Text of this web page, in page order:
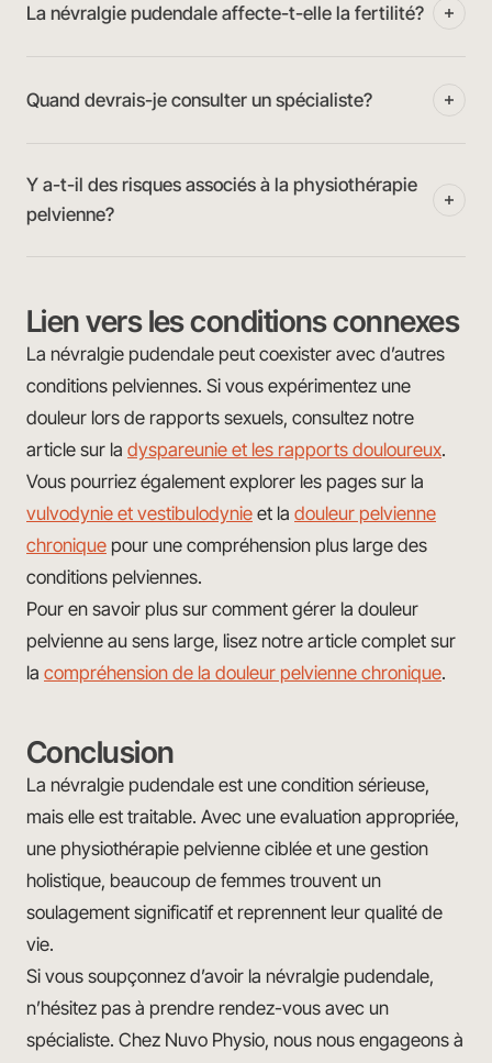
La névralgie pudendale affecte-t-elle la fertilité?
Quand devrais-je consulter un spécialiste?
Y a-t-il des risques associés à la physiothérapie
pelvienne?
Lien vers les conditions connexes
La névralgie pudendale peut coexister avec d’autres
conditions pelviennes. Si vous expérimentez une
douleur lors de rapports sexuels, consultez notre
article sur la dyspareunie et les rapports douloureux.
Vous pourriez également explorer les pages sur la
vulvodynie et vestibulodynie et la douleur pelvienne
chronique pour une compréhension plus large des
conditions pelviennes.
Pour en savoir plus sur comment gérer la douleur
pelvienne au sens large, lisez notre article complet sur
la compréhension de la douleur pelvienne chronique.
Conclusion
La névralgie pudendale est une condition sérieuse,
mais elle est traitable. Avec une evaluation appropriée,
une physiothérapie pelvienne ciblée et une gestion
holistique, beaucoup de femmes trouvent un
soulagement significatif et reprennent leur qualité de
vie.
Si vous soupçonnez d’avoir la névralgie pudendale,
n’hésitez pas à prendre rendez-vous avec un
spécialiste. Chez Nuvo Physio, nous nous engageons à